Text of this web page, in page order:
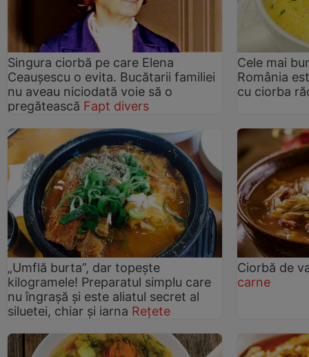
Singura ciorbă pe care Elena
Ceaușescu o evita. Bucătarii familiei
nu aveau niciodată voie să o
pregătească Fapt divers
Cele mai
România
cu ciorba
„Umflă burta”, dar topește
kilogramele! Preparatul simplu care
nu îngrașă și este aliatul secret al
siluetei, chiar și iarna Rețete
Ciorbă de
carne